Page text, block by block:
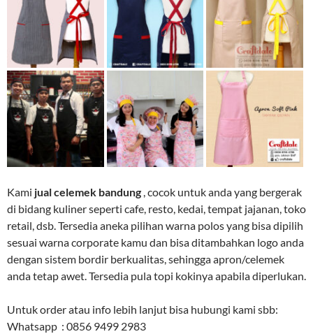
Kami jual celemek bandung , cocok untuk anda yang bergerak
di bidang kuliner seperti cafe, resto, kedai, tempat jajanan, toko
retail, dsb. Tersedia aneka pilihan warna polos yang bisa dipilih
sesuai warna corporate kamu dan bisa ditambahkan logo anda
dengan sistem bordir berkualitas, sehingga apron/celemek
anda tetap awet. Tersedia pula topi kokinya apabila diperlukan.
Untuk order atau info lebih lanjut bisa hubungi kami sbb:
Whatsapp : 0856 9499 2983